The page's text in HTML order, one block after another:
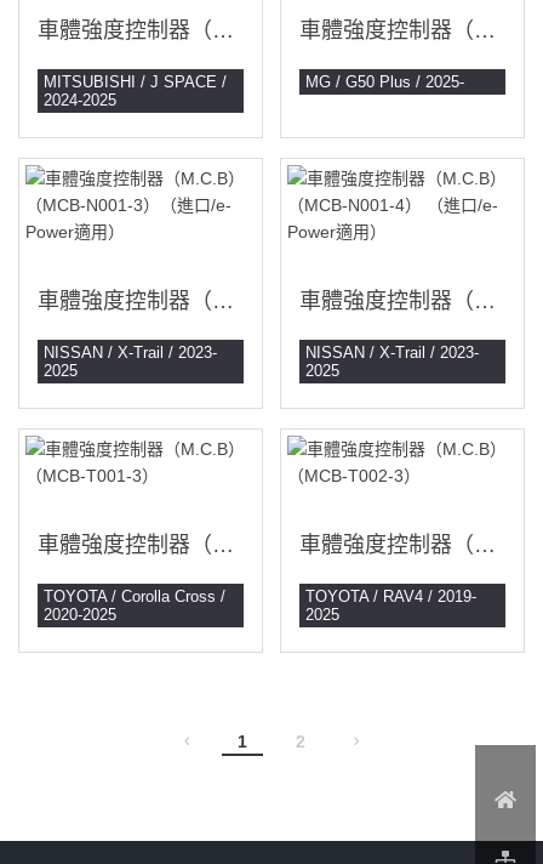
車體強度控制器（M.C.B）（MCB-M002-3）
MITSUBISHI / J SPACE /
2024-2025
車體強度控制器（M.C.B）（MCB-MG001-3）
MG / G50 Plus / 2025-
車體強度控制器（M.C.B）（MCB-N001-3）（進口/e-Power適用）
NISSAN / X-Trail / 2023-
2025
車體強度控制器（M.C.B）（MCB-N001-4） （進口/e-Power適用）
NISSAN / X-Trail / 2023-
2025
車體強度控制器（M.C.B）（MCB-T001-3）
TOYOTA / Corolla Cross /
2020-2025
車體強度控制器（M.C.B）（MCB-T002-3）
TOYOTA / RAV4 / 2019-
2025
1 2